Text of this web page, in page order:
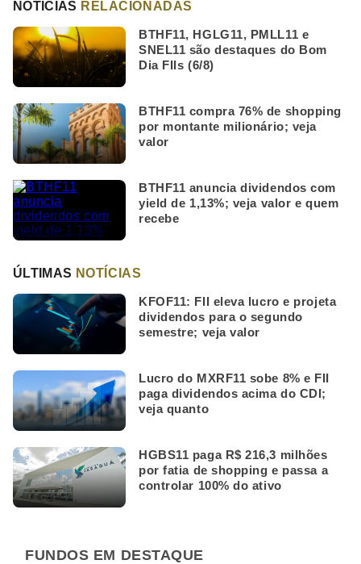
NOTÍCIAS RELACIONADAS
BTHF11, HGLG11, PMLL11 e
SNEL11 são destaques do Bom
Dia FIIs (6/8)
BTHF11 compra 76% de shopping
por montante milionário; veja
valor
BTHF11 anuncia dividendos com
yield de 1,13%; veja valor e quem
recebe
ÚLTIMAS NOTÍCIAS
KFOF11: FII eleva lucro e projeta
dividendos para o segundo
semestre; veja valor
Lucro do MXRF11 sobe 8% e FII
paga dividendos acima do CDI;
veja quanto
HGBS11 paga R$ 216,3 milhões
por fatia de shopping e passa a
controlar 100% do ativo
FUNDOS EM DESTAQUE